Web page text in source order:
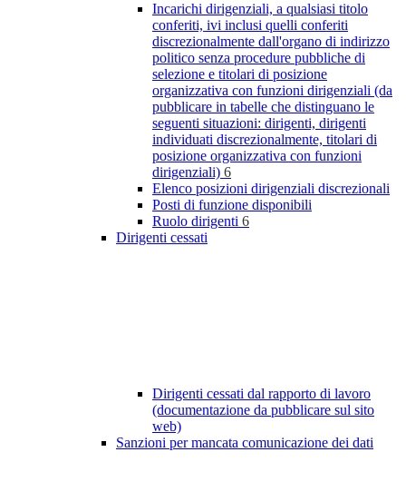
Incarichi dirigenziali, a qualsiasi titolo
conferiti, ivi inclusi quelli conferiti
discrezionalmente dall'organo di indirizzo
politico senza procedure pubbliche di
selezione e titolari di posizione
organizzativa con funzioni dirigenziali (da
pubblicare in tabelle che distinguano le
seguenti situazioni: dirigenti, dirigenti
individuati discrezionalmente, titolari di
posizione organizzativa con funzioni
dirigenziali) 6
Elenco posizioni dirigenziali discrezionali
Posti di funzione disponibili
Ruolo dirigenti 6
Dirigenti cessati
Dirigenti cessati dal rapporto di lavoro
(documentazione da pubblicare sul sito
web)
Sanzioni per mancata comunicazione dei dati